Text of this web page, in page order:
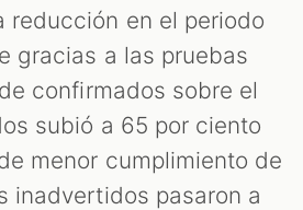
reducción en el periodo
gracias a las pruebas
confirmados sobre el
subió a 65 por ciento
menor cumplimiento de
inadvertidos pasaron a